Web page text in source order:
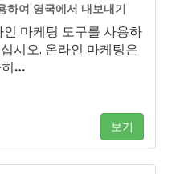
하여 영국에서 내보내기
마케팅 도구를 사용하
시오. 온라인 마케팅은
…
보기